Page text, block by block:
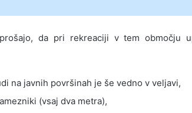
da pri rekreaciji v tem območju
na javnih površinah je še vedno v veljavi,
(vsaj dva metra),